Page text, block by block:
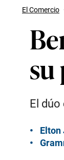
El Comercio
El
Elton